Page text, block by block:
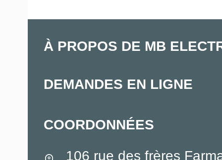
À PROPOS DE MB
DEMANDES EN LIGNE
COORDONNÉES
106 rue des frères